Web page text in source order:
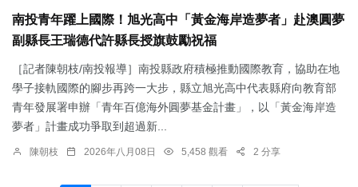
南投青年躍上國際！旭光高中「黃金海岸造夢者」赴澳圓夢
副縣長王瑞德代許縣長授旗鼓勵祝福
［記者陳朝枝/南投報導］南投縣政府積極推動國際教育，協助在地
學子接軌國際的腳步再跨一大步，縣立旭光高中代表縣府向教育部
青年發展署申辦「青年百億海外圓夢基金計畫」，以「黃金海岸造
夢者」計畫成功爭取到超過新...
陳朝枝 2026年八月08日 5,458 觀看 2 分享